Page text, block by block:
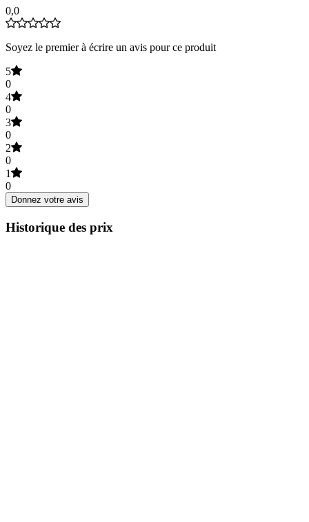
0,0
Soyez le premier à écrire un avis pour ce produit
5
0
4
0
3
0
2
0
1
0
Donnez votre avis
Historique des prix